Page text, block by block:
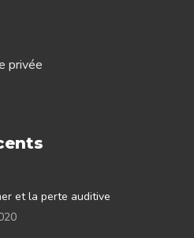
privée
et la perte auditive